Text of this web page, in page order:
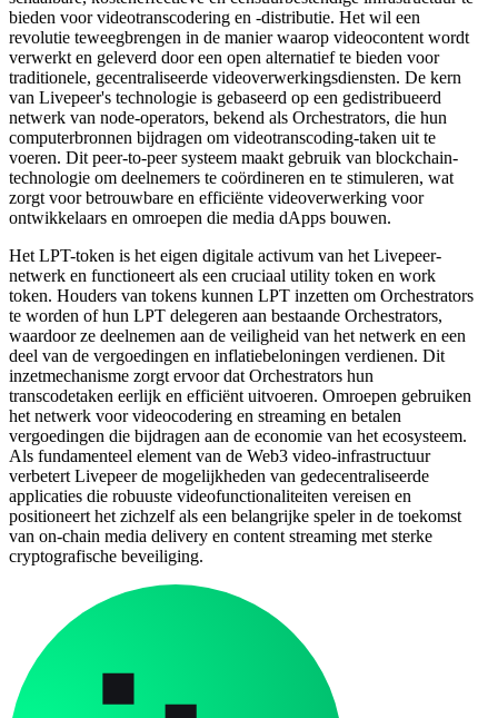
bieden voor videotranscodering en -distributie. Het wil een
revolutie teweegbrengen in de manier waarop videocontent wordt
verwerkt en geleverd door een open alternatief te bieden voor
traditionele, gecentraliseerde videoverwerkingsdiensten. De kern
van Livepeer's technologie is gebaseerd op een gedistribueerd
netwerk van node-operators, bekend als Orchestrators, die hun
computerbronnen bijdragen om videotranscoding-taken uit te
voeren. Dit peer-to-peer systeem maakt gebruik van blockchain-
technologie om deelnemers te coördineren en te stimuleren, wat
zorgt voor betrouwbare en efficiënte videoverwerking voor
ontwikkelaars en omroepen die media dApps bouwen.
Het LPT-token is het eigen digitale activum van het Livepeer-
netwerk en functioneert als een cruciaal utility token en work
token. Houders van tokens kunnen LPT inzetten om Orchestrators
te worden of hun LPT delegeren aan bestaande Orchestrators,
waardoor ze deelnemen aan de veiligheid van het netwerk en een
deel van de vergoedingen en inflatiebeloningen verdienen. Dit
inzetmechanisme zorgt ervoor dat Orchestrators hun
transcodetaken eerlijk en efficiënt uitvoeren. Omroepen gebruiken
het netwerk voor videocodering en streaming en betalen
vergoedingen die bijdragen aan de economie van het ecosysteem.
Als fundamenteel element van de Web3 video-infrastructuur
verbetert Livepeer de mogelijkheden van gedecentraliseerde
applicaties die robuuste videofunctionaliteiten vereisen en
positioneert het zichzelf als een belangrijke speler in de toekomst
van on-chain media delivery en content streaming met sterke
cryptografische beveiliging.